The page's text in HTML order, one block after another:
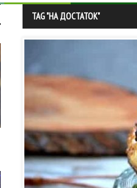
TAG "НА ДОСТАТОК"